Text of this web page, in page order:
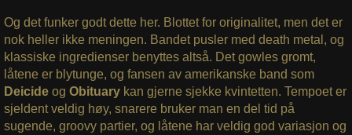
Og det funker godt dette her. Blottet for originalitet, men det er
nok heller ikke meningen. Bandet pusler med death metal, og
klassiske ingredienser benyttes altså. Det gowles gromt,
låtene er blytunge, og fansen av amerikanske band som
Deicideog Obituarykan gjerne sjekke kvintetten. Tempoet er
sjeldent veldig høy, snarere bruker man en del tid på
sugende, groovy partier, og låtene har veldig god variasjon og